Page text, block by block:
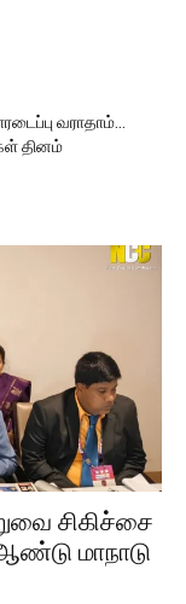
வராதாம்…
தினம்
சிகிச்சை
மாநாடு